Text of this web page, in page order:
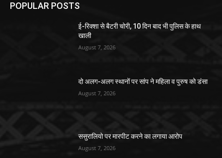
POPULAR POSTS
ई-रिक्शा से बैटरी चोरी, 10 दिन बाद भी पुलिस के हाथ
खाली
August 7, 2026
दो अलग-अलग स्थानों पर सांप ने महिला व पुरुष को डंसा
August 7, 2026
ससुरालियो पर मारपीट करने का लगाया आरोप
August 7, 2026